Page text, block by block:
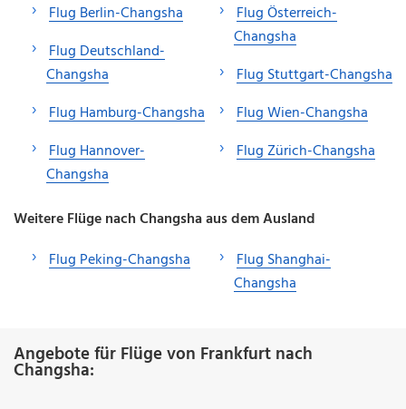
Flug Berlin-Changsha
Flug Deutschland-
Changsha
Flug Hamburg-Changsha
Flug Hannover-
Changsha
Flug Österreich-
Changsha
Flug Stuttgart-Changsha
Flug Wien-Changsha
Flug Zürich-Changsha
Weitere Flüge nach Changsha aus dem Ausland
Flug Peking-Changsha
Flug Shanghai-
Changsha
Angebote für Flüge von Frankfurt nach
Changsha: